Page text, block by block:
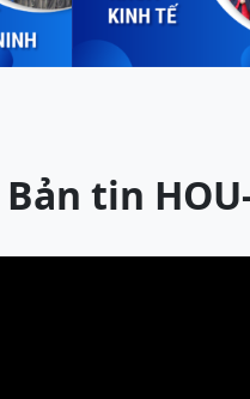
Bản tin